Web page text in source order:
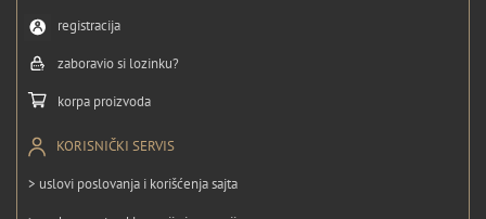
registracija
zaboravio si lozinku?
korpa proizvoda
KORISNIČKI SERVIS
> uslovi poslovanja i korišćenja sajta